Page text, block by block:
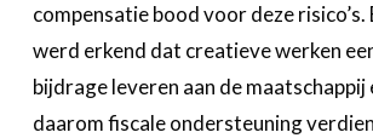
compensatie bood voor deze risico’s.
werd erkend dat creatieve werken
bijdrage leveren aan de maatschappij
daarom fiscale ondersteuning